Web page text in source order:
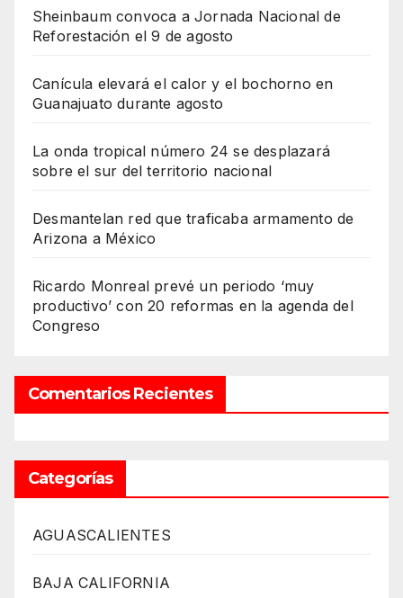
Sheinbaum convoca a Jornada Nacional de
Reforestación el 9 de agosto
Canícula elevará el calor y el bochorno en
Guanajuato durante agosto
La onda tropical número 24 se desplazará
sobre el sur del territorio nacional
Desmantelan red que traficaba armamento de
Arizona a México
Ricardo Monreal prevé un periodo ‘muy
productivo’ con 20 reformas en la agenda del
Congreso
Comentarios Recientes
Categorías
AGUASCALIENTES
BAJA CALIFORNIA